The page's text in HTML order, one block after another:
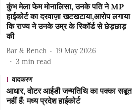
कुंभ मेला फेम मोनालिसा, उनके पति ने MP
हाईकोर्ट का दरवाज़ा खटखटाया,आरोप लगाया
कि राज्य ने उनके उम्र के रिकॉर्ड से छेड़छाड़
की
Bar & Bench
19 May 2026
3 min read
वादकरण
आधार, वोटर आईडी जन्मतिथि का पक्का सबूत
नहीं हैं: मध्य प्रदेश हाईकोर्ट